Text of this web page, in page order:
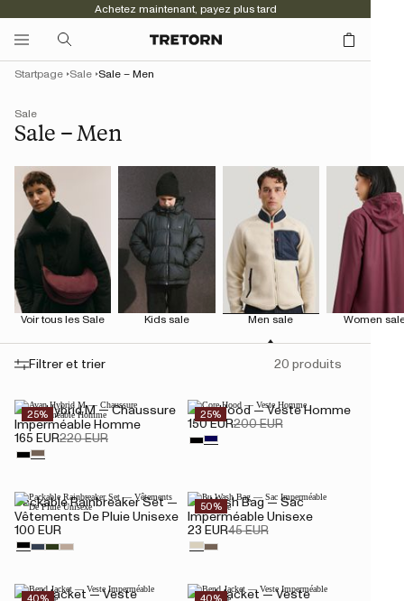
Achetez maintenant, payez plus tard
Sale
Sale – Men
Startpage Sale Sale – Men
Voir tous les Sale Kids sale Men sale Women
Filtrer et trier 20 produits
25%
Avan Hybrid M — Chaussure
Imperméable Homme
165 EUR220 EUR
25%
Core Hood — Veste Homme
150 EUR200 EUR
Packable Rainbreaker Set —
Vêtements De Pluie Unisexe
100 EUR
50%
Pu Wash Bag — Sac
Imperméable Unisexe
23 EUR45 EUR
40%
Bend Jacket — Veste
40%
Bend Jacket — Veste